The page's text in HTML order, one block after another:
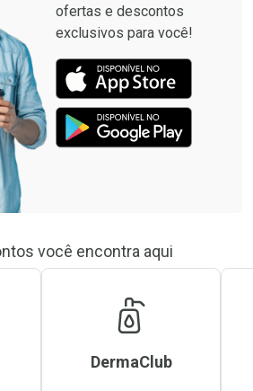
ofertas e descontos
exclusivos para você!
você encontra aqui
DermaClub